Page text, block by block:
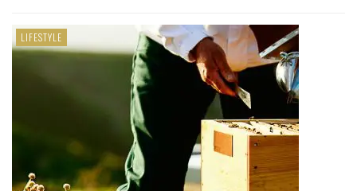
LIFESTYLE